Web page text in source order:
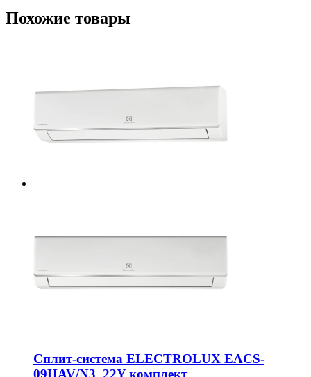
Похожие товары
Сплит-система ELECTROLUX EACS-
09HAV/N3_22Y комплект